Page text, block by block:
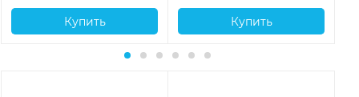
Купить Купить